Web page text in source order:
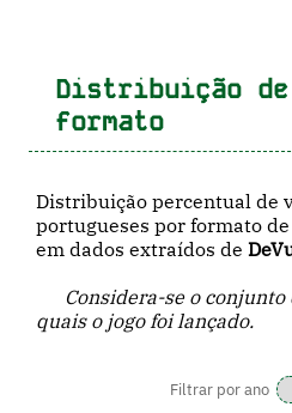
Distribuição
formato
Distribuição percentual de
portugueses por formato
em dados extraídos de
Considera-se o
quais o jogo foi lançado.
Filtrar por ano